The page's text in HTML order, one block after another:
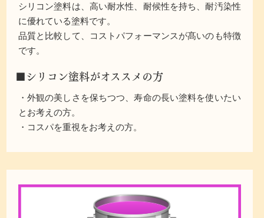
シリコン塗料は、高い耐水性、耐候性を持ち、耐汚染性
に優れている塗料です。
品質と比較して、コストパフォーマンスが髙いのも特徴
です。
■シリコン塗料がオススメの方
・外観の美しさを保ちつつ、寿命の長い塗料を使いたい
とお考えの方。
・コスパを重視をお考えの方。